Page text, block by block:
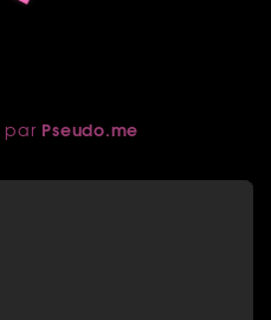
par Pseudo.me